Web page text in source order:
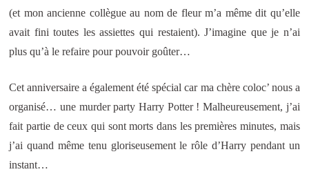
(et mon ancienne collègue au nom de fleur m’a même dit qu’elle
avait fini toutes les assiettes qui restaient). J’imagine que je n’ai
plus qu’à le refaire pour pouvoir goûter…
Cet anniversaire a également été spécial car ma chère coloc’ nous a
organisé… une murder party Harry Potter ! Malheureusement, j’ai
fait partie de ceux qui sont morts dans les premières minutes, mais
j’ai quand même tenu gloriseusement le rôle d’Harry pendant un
instant…